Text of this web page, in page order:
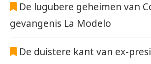
De lugubere geheimen van
gevangenis La Modelo
De duistere kant van ex-